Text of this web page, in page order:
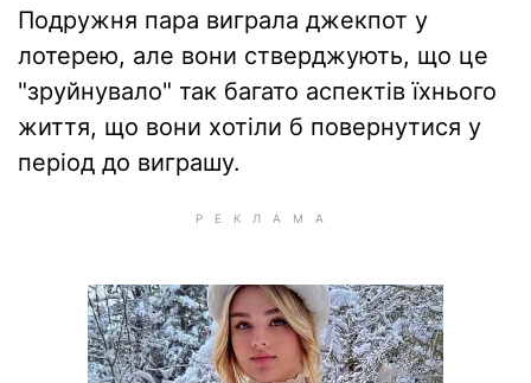
Подружня пара виграла джекпот у
лотерею, але вони стверджують, що це
"зруйнувало" так багато аспектів їхнього
життя, що вони хотіли б повернутися у
період до виграшу.